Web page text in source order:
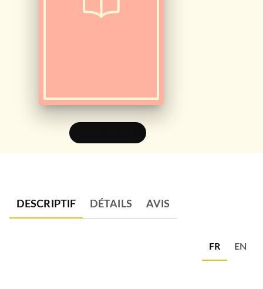
DESCRIPTIF DÉTAILS AVIS
FR EN